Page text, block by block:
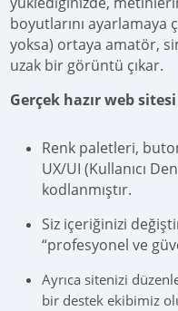
boyutlarını ayarlamaya
yoksa) ortaya amatör,
uzak bir görüntü çıkar.
Gerçek hazır web
Renk paletleri,
UX/UI (Kullanıcı
kodlanmıştır.
Siz içeriğinizi
“profesyonel ve
Ayrıca sitenizi
bir destek ekibimiz